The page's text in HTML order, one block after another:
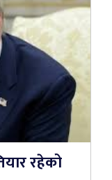
रहेको